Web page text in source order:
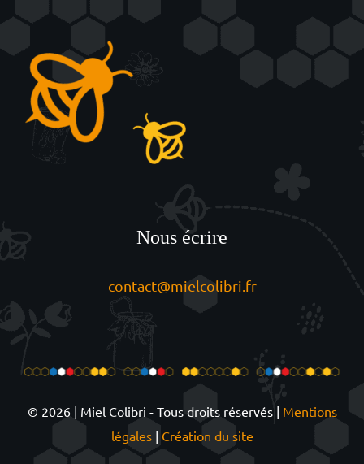
Nous écrire
contact@mielcolibri.fr
© 2026 | Miel Colibri - Tous droits réservés | Mentions
légales| Création du site